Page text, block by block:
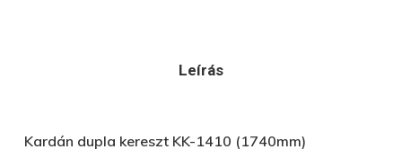
Leírás
Kardán dupla kereszt KK-1410 (1740mm)